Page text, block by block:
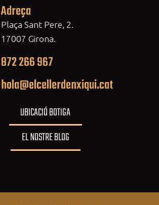
Adreça
Plaça Sant Pere, 2.
17007 Girona.
872 266 967
hola@elcellerdenxiqui.cat
UBICACIÓ BOTIGA
EL NOSTRE BLOG